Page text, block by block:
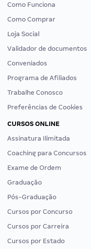
Como Funciona
Como Comprar
Loja Social
Validador de documentos
Conveniados
Programa de Afiliados
Trabalhe Conosco
Preferências de Cookies
CURSOS ONLINE
Assinatura Ilimitada
Coaching para Concursos
Exame de Ordem
Graduação
Pós-Graduação
Cursos por Concurso
Cursos por Carreira
Cursos por Estado